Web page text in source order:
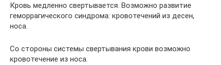
Кровь медленно свертывается. Возможно развитие
геморрагического синдрома: кровотечений из десен,
носа.
Со стороны системы свертывания крови возможно
кровотечение из носа.